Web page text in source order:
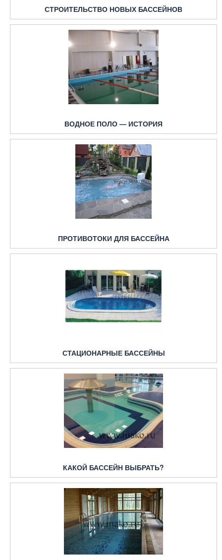
СТРОИТЕЛЬСТВО НОВЫХ БАССЕЙНОВ
ВОДНОЕ ПОЛО — ИСТОРИЯ
ПРОТИВОТОКИ ДЛЯ БАССЕЙНА
СТАЦИОНАРНЫЕ БАССЕЙНЫ
КАКОЙ БАССЕЙН ВЫБРАТЬ?